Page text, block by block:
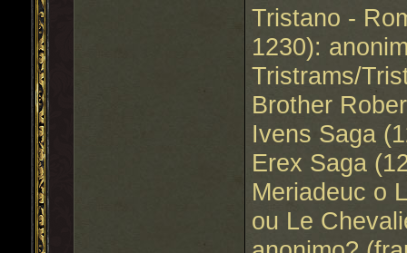
Tristano -
1230):
Tristrams/
Brother
Ivens Saga
Erex Saga
Meriadeuc o
ou Le